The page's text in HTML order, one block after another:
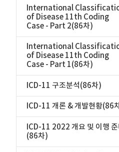
International
of Disease 11th Coding
Case - Part 2(86차)
International
of Disease 11th Coding
Case - Part 1(86차)
ICD-11 구조분석(86차)
ICD-11 개론 & 개발현황(86
ICD-11 2022 개요 및 이행 준
(86차)